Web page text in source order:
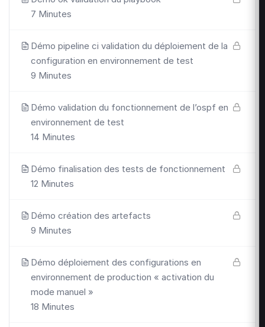
7 Minutes
Démo pipeline ci validation du déploiement de la
configuration en environnement de test
9 Minutes
Démo validation du fonctionnement de l’ospf en
environnement de test
14 Minutes
Démo finalisation des tests de fonctionnement
12 Minutes
Démo création des artefacts
9 Minutes
Démo déploiement des configurations en
environnement de production « activation du
mode manuel »
18 Minutes